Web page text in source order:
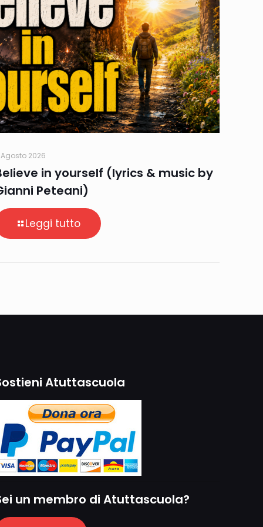
2026
in yourself (lyrics & music by
Peteani)
Leggi tutto
Atuttascuola
un membro di Atuttascuola?